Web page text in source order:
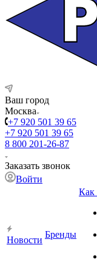
Ваш город
Москва
+7 920 501 39 65
+7 920 501 39 65
8 800 201-26-87
Заказать звонок
Войти
Новости
Бренды
Как